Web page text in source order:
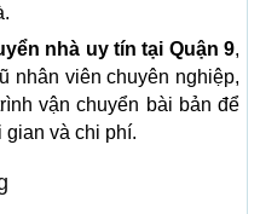
nhà uy tín tại Quận 9,
nhân viên chuyên nghiệp,
vận chuyển bài bản để
gian và chi phí.